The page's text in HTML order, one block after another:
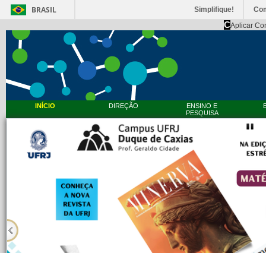
BRASIL Simplifique!
CAplicar
INÍCIO DIREÇÃO
ENSINO E
PESQUISA